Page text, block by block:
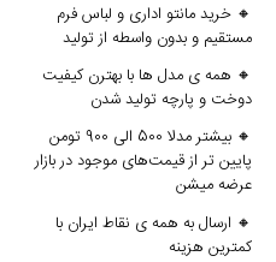
🔸 خرید مانتو اداری و لباس فرم
مستقیم و بدون واسطه از تولید
🔸 همه ی مدل ها با بهترن کیفیت
دوخت و پارچه تولید شدن
🔸 بیشتر مدلا 500 الی 900 تومن
پایین تر از قیمت‌های موجود در بازار
عرضه میشن
🔸 ارسال به همه ی نقاط ایران با
کمترین هزینه